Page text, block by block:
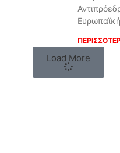
Load More